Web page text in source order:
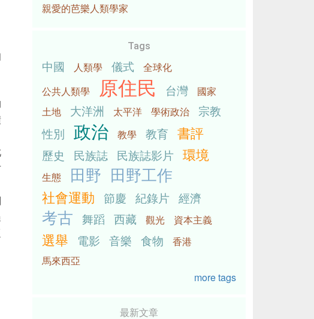
親愛的芭樂人類學家
Tags
中國 人類學 儀式
全球化
公共人類學
原住民 台灣
國家
土地
大洋洲 太平洋 學術政治
宗教
性別 政治 教學 教育 書評
歷史 民族誌 民族誌影片 環境
生態 田野 田野工作
社會運動 節慶 紀錄片 經濟
考古 舞蹈 西藏 觀光 資本主義
選舉 電影 音樂 食物
香港
馬來西亞
more tags
最新文章